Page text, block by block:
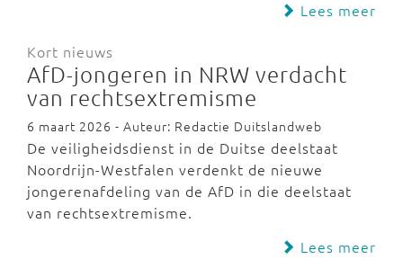
Lees meer
Kort nieuws
AfD-jongeren in NRW verdacht
van rechtsextremisme
6 maart 2026 - Auteur: Redactie Duitslandweb
De veiligheidsdienst in de Duitse deelstaat
Noordrijn-Westfalen verdenkt de nieuwe
jongerenafdeling van de AfD in die deelstaat
van rechtsextremisme.
Lees meer